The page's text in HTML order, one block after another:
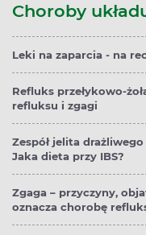
Choroby
Leki na zaparcia - na
Refluks przełykowo-
refluksu i zgagi
Zespół jelita
Jaka dieta przy IBS?
Zgaga – przyczyny,
oznacza chorobę